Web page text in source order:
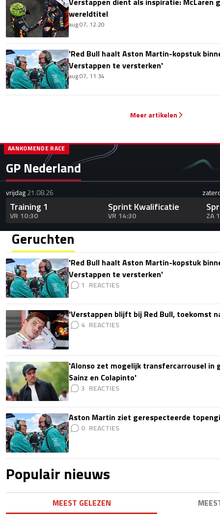
wereldtitel
aug 07, 12:20
'Red Bull haalt Aston Martin-kopstuk
Verstappen te versterken'
aug 07, 11:34
Meer artikelen
GP Nederland
AANKOMENDE RACE
vrijdag21.08.26
Training 1
VR 10:30
Sprint Kwalificatie
VR 14:30 ZA
Geruchten
'Red Bull haalt Aston Martin-kopstuk
Verstappen te versterken'
1
'Verstappen blijft bij Red Bull, toekomst
4
'Alonso zet mogelijk transfercarrousel in
Sainz en Colapinto'
3
Aston Martin ziet gerespecteerde
0
Populair nieuws
MEEST GELEZEN